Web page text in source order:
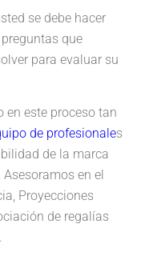
se debe hacer
que
para evaluar su
en este proceso tan
de profesionales
de la marca
en el
Proyecciones
de regalías